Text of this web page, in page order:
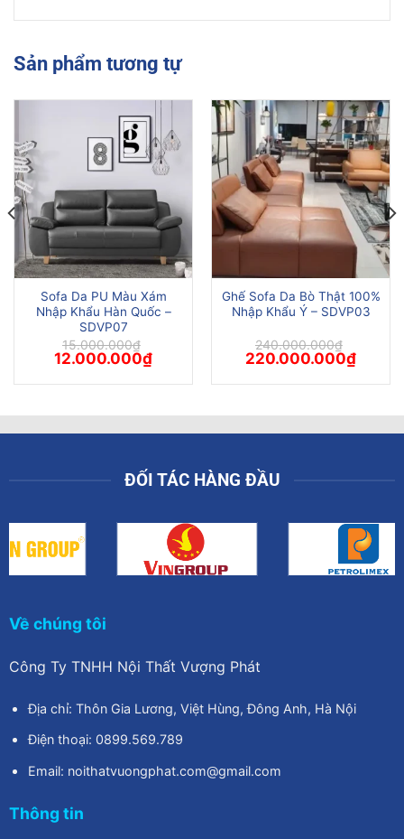
Sản phẩm tương tự
Sofa Da PU Màu Xám
Nhập Khẩu Hàn Quốc –
SDVP07
15.000.000₫
Giá
gốc
là:
12.000.000₫Giá
tại
Ghế Sofa Da Bò Thật 100%
Nhập Khẩu Ý – SDVP03
240.000.000₫
Giá
gốc
là:
220.000.000₫Giá
tại
ĐỐI TÁC HÀNG ĐẦU
Về chúng tôi
Công Ty TNHH Nội Thất Vượng Phát
Địa chỉ: Thôn Gia Lương, Việt Hùng, Đông Anh, Hà Nội
Điện thoại: 0899.569.789
Email: noithatvuongphat.com@gmail.com
Thông tin